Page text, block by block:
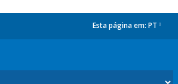
Esta página em: PT